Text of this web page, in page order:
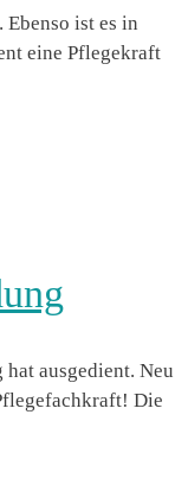
ist es in
eine Pflegekraft
ausgedient. Neu
Die